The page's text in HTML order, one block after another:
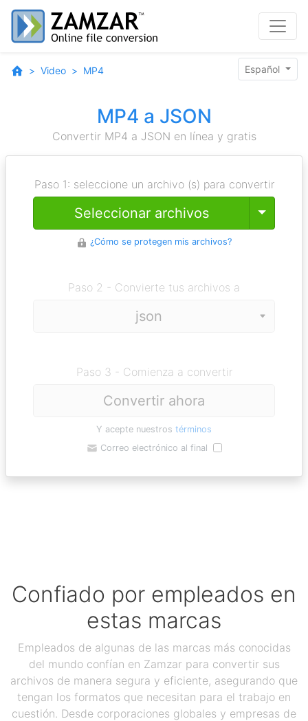
Video MP4 Español
MP4 a JSON
Convertir MP4 a JSON en línea y gratis
Paso 1: seleccione un archivo (s) para convertir
Seleccionar archivos Toggle
¿Cómo se protegen mis archivos?
Paso 2 - Convierte tus archivos a
Paso 3 - Comienza a convertir
Convertir ahora
Y acepte nuestros términos
Correo electrónico al final
Confiado por empleados en
estas marcas
Empleados de algunas de las marcas más conocidas
del mundo confían en Zamzar para convertir sus
archivos de manera segura y eficiente, asegurando que
tengan los formatos que necesitan para el trabajo en
cuestión. Desde corporaciones globales y empresas de